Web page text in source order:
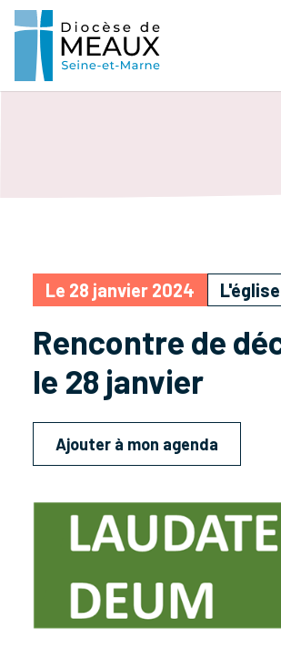
Le 28 janvier 2024
Rencontre de
le 28 janvier
Ajouter à mon agenda